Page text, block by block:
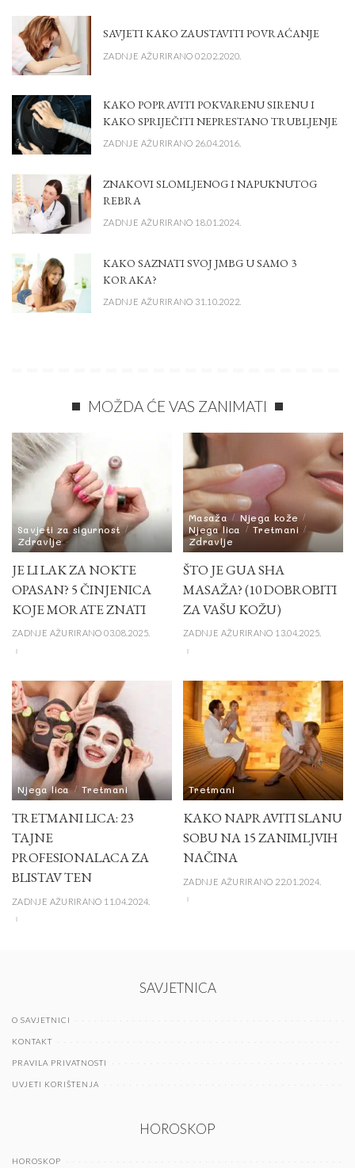
SAVJETI KAKO ZAUSTAVITI POVRAĆANJE
ZADNJE AŽURIRANO 02.02.2020.
KAKO POPRAVITI POKVARENU SIRENU I
KAKO SPRIJEČITI NEPRESTANO TRUBLJENJE
ZADNJE AŽURIRANO 26.04.2016.
ZNAKOVI SLOMLJENOG I NAPUKNUTOG
REBRA
ZADNJE AŽURIRANO 18.01.2024.
KAKO SAZNATI SVOJ JMBG U SAMO 3
KORAKA?
ZADNJE AŽURIRANO 31.10.2022.
MOŽDA ĆE VAS ZANIMATI
Savjeti za sigurnost
Zdravlje
JE LI LAK ZA NOKTE
OPASAN? 5 ČINJENICA
KOJE MORATE ZNATI
ZADNJE AŽURIRANO 03.08.2025.
Masaža
Njega kože
Njega lica
Tretmani
Zdravlje
ŠTO JE GUA SHA
MASAŽA? (10 DOBROBITI
ZA VAŠU KOŽU)
ZADNJE AŽURIRANO 13.04.2025.
Njega lica Tretmani
TRETMANI LICA: 23
TAJNE
PROFESIONALACA ZA
BLISTAV TEN
ZADNJE AŽURIRANO 11.04.2024.
Tretmani
KAKO NAPRAVITI SLANU
SOBU NA 15 ZANIMLJVIH
NAČINA
ZADNJE AŽURIRANO 22.01.2024.
SAVJETNICA
O SAVJETNICI
KONTAKT
PRAVILA PRIVATNOSTI
UVJETI KORIŠTENJA
HOROSKOP
HOROSKOP